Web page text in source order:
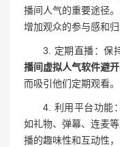
播间人气的重要途径
增加观众的参与感和归
3. 定期直播：保
播间虚拟人气软件避
而吸引他们定期观看。
4. 利用平台功能
如礼物、弹幕、连麦
播的趣味性和互动性，